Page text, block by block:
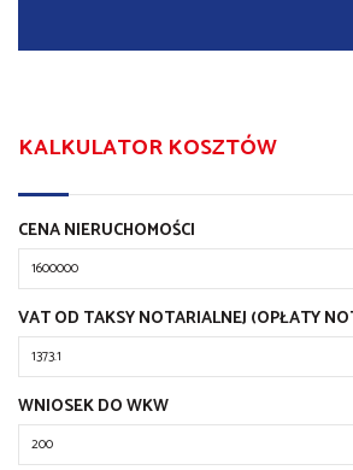
KALKULATOR KOSZTÓW
CENA NIERUCHOMOŚCI
VAT OD TAKSY NOTARIALNEJ (OPŁATY
WNIOSEK DO WKW